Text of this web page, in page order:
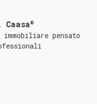
©
pensato